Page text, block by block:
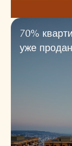
70%
уже